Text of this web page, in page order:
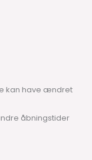
kan have ændret
åbningstider